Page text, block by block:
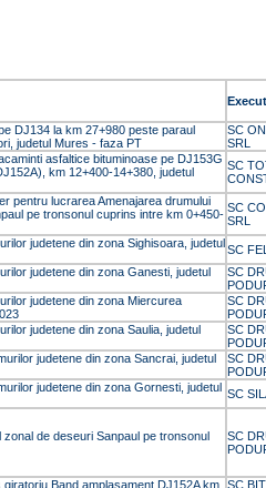
DJ134 la km 27+980 peste paraul
judetul Mures - faza PT
SC
SRL
asfaltice bituminoase pe DJ153G
km 12+400-14+380, judetul
SC
pentru lucrarea Amenajarea drumului
pe tronsonul cuprins intre km 0+450- SC
SRL
judetene din zona Sighisoara, judetulSC
judetene din zona Ganesti, judetul
SC
judetene din zona Miercurea
SC
judetene din zona Saulia, judetul
SC
judetene din zona Sancrai, judetul
SC
judetene din zona Gornesti, judetul SC
de deseuri Sanpaul pe tronsonul
SC
Band amplasament DJ152A km SC